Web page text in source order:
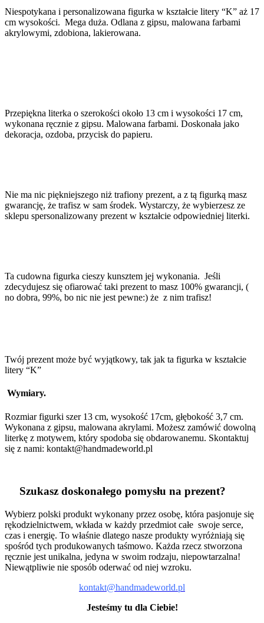
Niespotykana i personalizowana figurka w kształcie litery “K” aż 17
cm wysokości. Mega duża. Odlana z gipsu, malowana farbami
akrylowymi, zdobiona, lakierowana.
Przepiękna literka o szerokości około 13 cm i wysokości 17 cm,
wykonana ręcznie z gipsu. Malowana farbami. Doskonała jako
dekoracja, ozdoba, przycisk do papieru.
Nie ma nic piękniejszego niż trafiony prezent, a z tą figurką masz
gwarancję, że trafisz w sam środek. Wystarczy, że wybierzesz ze
sklepu spersonalizowany prezent w kształcie odpowiedniej literki.
Ta cudowna figurka cieszy kunsztem jej wykonania. Jeśli
zdecydujesz się ofiarować taki prezent to masz 100% gwarancji, (
no dobra, 99%, bo nic nie jest pewne:) że z nim trafisz!
Twój prezent może być wyjątkowy, tak jak ta figurka w kształcie
litery “K”
Wymiary.
Rozmiar figurki szer 13 cm, wysokość 17cm, głębokość 3,7 cm.
Wykonana z gipsu, malowana akrylami. Możesz zamówić dowolną
literkę z motywem, który spodoba się obdarowanemu. Skontaktuj
się z nami: kontakt@handmadeworld.pl
Szukasz doskonałego pomysłu na prezent?
Wybierz polski produkt wykonany przez osobę, która pasjonuje się
rękodzielnictwem, wkłada w każdy przedmiot całe swoje serce,
czas i energię. To właśnie dlatego nasze produkty wyróżniają się
spośród tych produkowanych taśmowo. Każda rzecz stworzona
ręcznie jest unikalna, jedyna w swoim rodzaju, niepowtarzalna!
Niewątpliwie nie sposób oderwać od niej wzroku.
kontakt@handmadeworld.pl
Jesteśmy tu dla Ciebie!